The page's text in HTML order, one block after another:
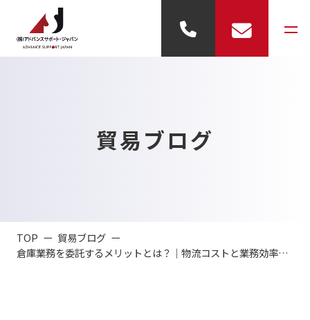
- 輸出代行
- 展示業務
貿易ブログ
TOP
貿易ブログ
倉庫業務を委託するメリットとは？｜物流コストと業務効率を同時に改善する方法